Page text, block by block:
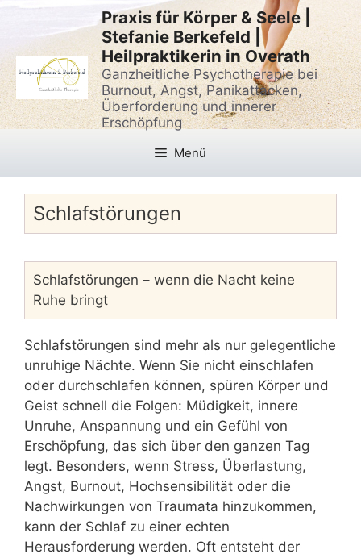
Zum
springen
Praxis für Körper & Seele |
Stefanie Berkefeld |
Heilpraktikerin in Overath
Ganzheitliche Psychotherapie bei
Burnout, Angst, Panikattacken,
Überforderung und innerer
Erschöpfung
Menü
Schlafstörungen
Schlafstörungen – wenn die Nacht keine
Ruhe bringt
Schlafstörungen sind mehr als nur gelegentliche
unruhige Nächte. Wenn Sie nicht einschlafen
oder durchschlafen können, spüren Körper und
Geist schnell die Folgen: Müdigkeit, innere
Unruhe, Anspannung und ein Gefühl von
Erschöpfung, das sich über den ganzen Tag
legt. Besonders, wenn Stress, Überlastung,
Angst, Burnout, Hochsensibilität oder die
Nachwirkungen von Traumata hinzukommen,
kann der Schlaf zu einer echten
Herausforderung werden. Oft entsteht der